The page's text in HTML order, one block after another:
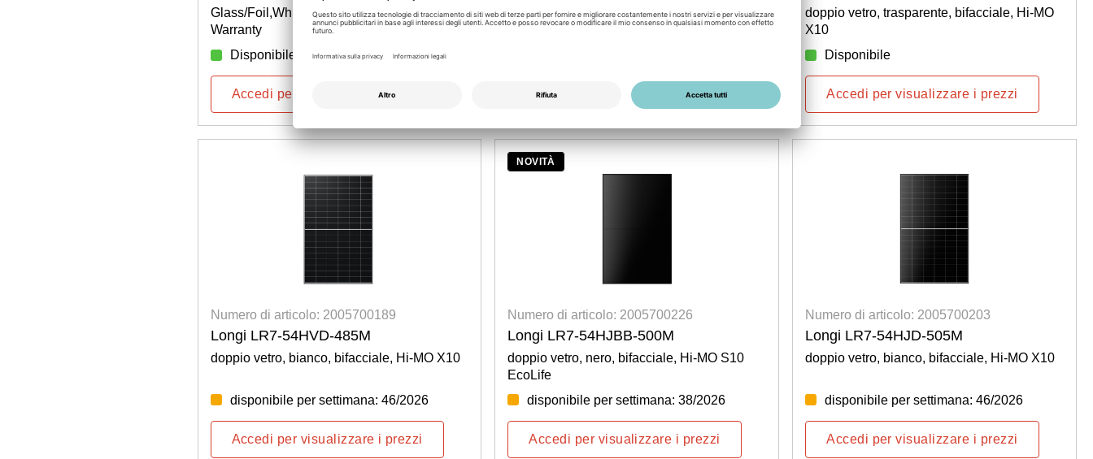
Glass/Foil,White, Hi-MO X10 Explorer, 25Y
Warranty
Disponibile
Accedi per visualizzare i prezzi
doppio vetro, bianco, bifacciale, Hi-MO X10
Accedi per visualizzare i prezzi
doppio vetro, trasparente, bifacciale, Hi-MO
X10
Disponibile
Accedi per visualizzare i prezzi
Numero di articolo: 2005700189
Longi LR7-54HVD-485M
doppio vetro, bianco, bifacciale, Hi-MO X10
disponibile per settimana: 46/2026
Accedi per visualizzare i prezzi
NOVITÀ
Numero di articolo: 2005700226
Longi LR7-54HJBB-500M
doppio vetro, nero, bifacciale, Hi-MO S10
EcoLife
disponibile per settimana: 38/2026
Accedi per visualizzare i prezzi
Numero di articolo: 2005700203
Longi LR7-54HJD-505M
doppio vetro, bianco, bifacciale, Hi-MO X10
disponibile per settimana: 46/2026
Accedi per visualizzare i prezzi